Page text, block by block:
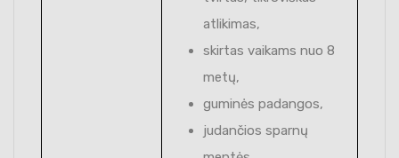
atlikimas,
skirtas vaikams nuo 8
metų,
guminės padangos,
judančios sparnų